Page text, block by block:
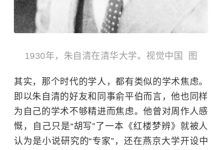
1930年，朱自清在清华大学。视觉中国 图
其实，那个时代的学人，都有类似的学术焦虑。
即以朱自清的好友和同事俞平伯而言，他也同样
为自己的学术不够精进而焦虑。他曾对周作人感
慨，自己只是“胡写”了一本《红楼梦辨》就被人
认为是小说研究的“专家”，还在燕京大学开设中